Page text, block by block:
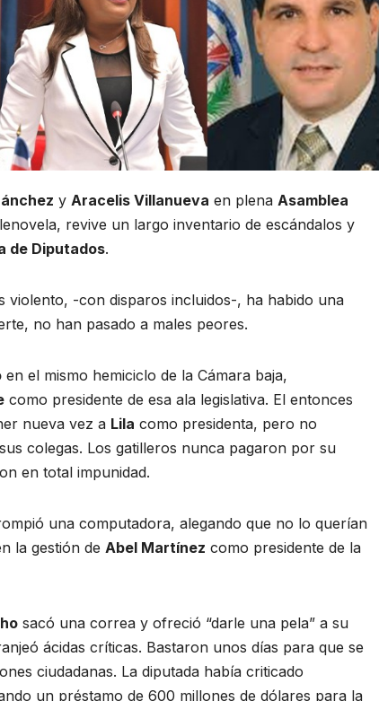
y Aracelis Villanueva en plena Asamblea
revive un largo inventario de escándalos y
de Diputados.
violento, -con disparos incluidos-, ha habido una
no han pasado a males peores.
en el mismo hemiciclo de la Cámara baja,
como presidente de esa ala legislativa. El entonces
nueva vez a Lila como presidenta, pero no
colegas. Los gatilleros nunca pagaron por su
en total impunidad.
una computadora, alegando que no lo querían
la gestión de Abel Martínez como presidente de la
sacó una correa y ofreció “darle una pela” a su
ácidas críticas. Bastaron unos días para que se
ciudadanas. La diputada había criticado
un préstamo de 600 millones de dólares para la